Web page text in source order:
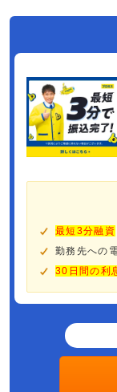
最短3分融資
勤務先への
30日間の利